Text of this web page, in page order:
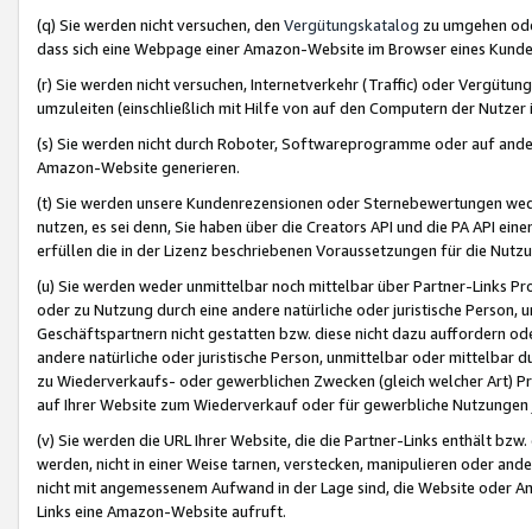
(q) Sie werden nicht versuchen, den Vergütungskatalog zu umgehen
dass sich eine Webpage einer Amazon-Website im Browser eines
(r) Sie werden nicht versuchen, Internetverkehr (Traffic) oder
umzuleiten (einschließlich mit Hilfe von auf den Computern der
(s) Sie werden nicht durch Roboter, Softwareprogramme oder auf
Amazon-Website generieren.
(t) Sie werden unsere Kundenrezensionen oder Sternebewertungen
nutzen, es sei denn, Sie haben über die Creators API und die PA API
erfüllen die in der Lizenz beschriebenen Voraussetzungen für die
(u) Sie werden weder unmittelbar noch mittelbar über Partner-Links
oder zu Nutzung durch eine andere natürliche oder juristische
Geschäftspartnern nicht gestatten bzw. diese nicht dazu auffordern
andere natürliche oder juristische Person, unmittelbar oder mittelbar
zu Wiederverkaufs- oder gewerblichen Zwecken (gleich welcher Art)
auf Ihrer Website zum Wiederverkauf oder für gewerbliche
(v) Sie werden die URL Ihrer Website, die die Partner-Links enthält
werden, nicht in einer Weise tarnen, verstecken, manipulieren oder
nicht mit angemessenem Aufwand in der Lage sind, die Website oder
Links eine Amazon-Website aufruft.